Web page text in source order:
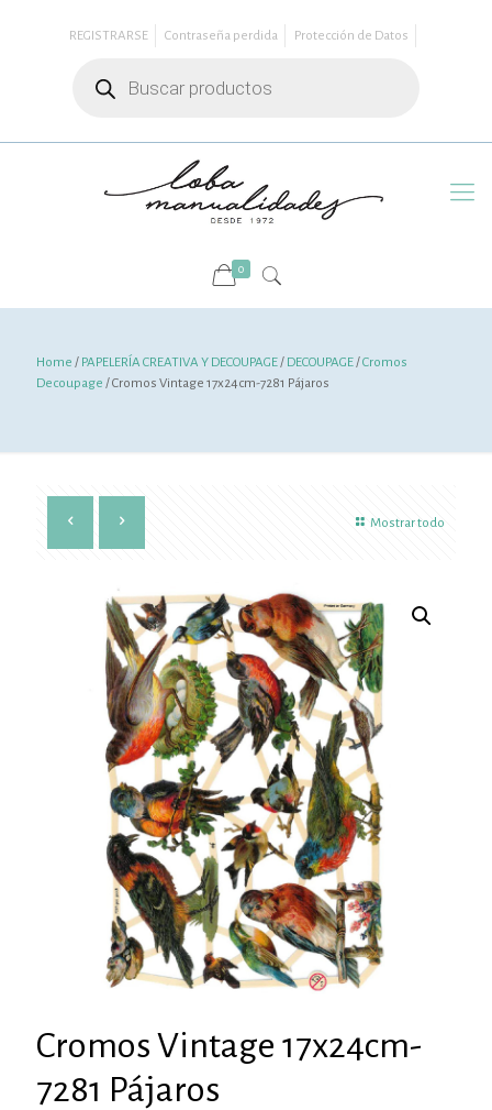
REGISTRARSE Contraseña perdida
Protección de Datos
productos
0
Home / PAPELERÍA CREATIVA Y DECOUPAGE/ DECOUPAGE/Cromos
Decoupage / Cromos Vintage 17x24cm-7281 Pájaros
Mostrar todo
Cromos Vintage 17x24cm-
7281 Pájaros